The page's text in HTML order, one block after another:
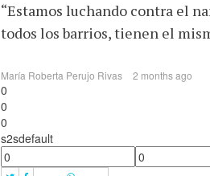
“Estamos luchando contra el
todos los barrios, tienen el
María Roberta Perujo Rivas 2 months ago
0
0
0
s2sdefault